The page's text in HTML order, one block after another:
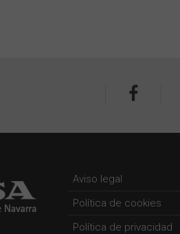
Aviso legal
Política de cookies
Política de privacidad